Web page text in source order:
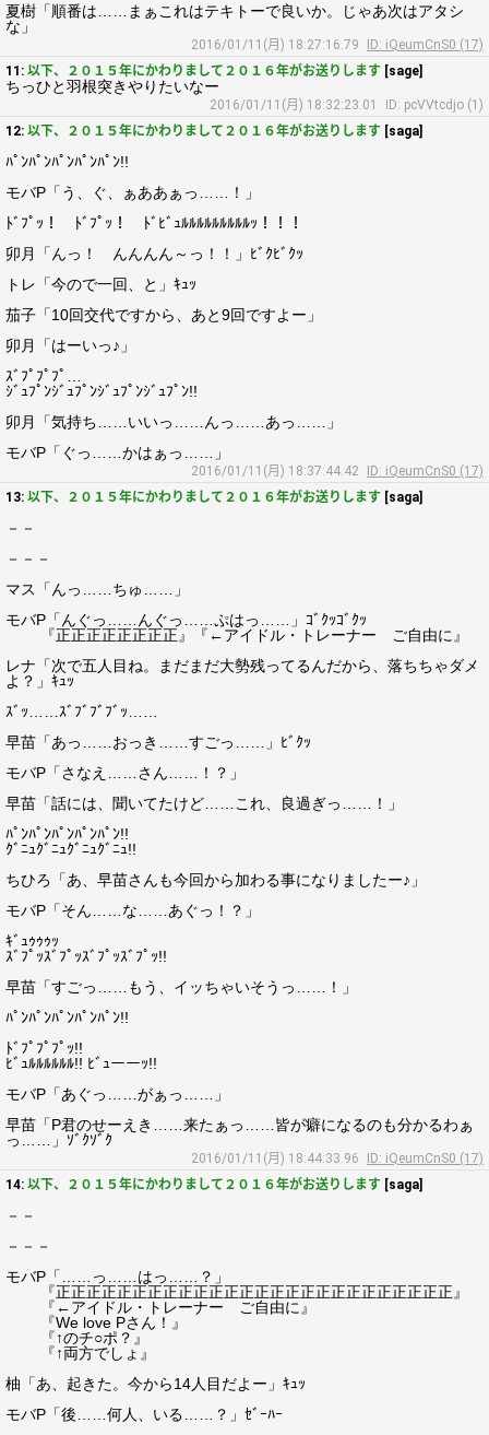
夏樹「順番は……まぁこれはテキトーで良いか。じゃあ次はアタシ
な」
2016/01/11(月) 18:27:16.79
ID: iQeumCnS0 (17)
11: 以下、２０１５年にかわりまして２０１６年がお送りします [sage]
ちっひと羽根突きやりたいなー
2016/01/11(月) 18:32:23.01
ID: pcVVtcdjo (1)
12: 以下、２０１５年にかわりまして２０１６年がお送りします [saga]
ﾊﾟﾝﾊﾟﾝﾊﾟﾝﾊﾟﾝﾊﾟﾝ!!
モバP「う、ぐ、ぁああぁっ……！」
ﾄﾞﾌﾟｯ！ ﾄﾞﾌﾟｯ！ ﾄﾞﾋﾞｭﾙﾙﾙﾙﾙﾙﾙﾙﾙｯ！！！
卯月「んっ！ んんんん～っ！！」ﾋﾞｸﾋﾞｸｯ
トレ「今ので一回、と」ｷｭｯ
茄子「10回交代ですから、あと9回ですよー」
卯月「はーいっ♪」
ｽﾞﾌﾟﾌﾟﾌﾟ…
ｼﾞｭﾌﾟﾝｼﾞｭﾌﾟﾝｼﾞｭﾌﾟﾝｼﾞｭﾌﾟﾝ!!
卯月「気持ち……いいっ……んっ……あっ……」
モバP「ぐっ……かはぁっ……」
2016/01/11(月) 18:37:44.42
ID: iQeumCnS0 (17)
13: 以下、２０１５年にかわりまして２０１６年がお送りします [saga]
－－
－－－
マス「んっ……ちゅ……」
モバP「んぐっ……んぐっ……ぷはっ……」ｺﾞｸｯｺﾞｸｯ
『正正正正正正正正』『←アイドル・トレーナー ご自由に』
レナ「次で五人目ね。まだまだ大勢残ってるんだから、落ちちゃダメ
よ？」ｷｭｯ
ｽﾞｯ……ｽﾞﾌﾞﾌﾞﾌﾞｯ……
早苗「あっ……おっき……すごっ……」ﾋﾞｸｯ
モバP「さなえ……さん……！？」
早苗「話には、聞いてたけど……これ、良過ぎっ……！」
ﾊﾟﾝﾊﾟﾝﾊﾟﾝﾊﾟﾝﾊﾟﾝ!!
ｸﾞﾆｭｸﾞﾆｭｸﾞﾆｭｸﾞﾆｭ!!
ちひろ「あ、早苗さんも今回から加わる事になりましたー♪」
モバP「そん……な……あぐっ！？」
ｷﾞｭｩｩｩｯ
ｽﾞﾌﾟｯｽﾞﾌﾟｯｽﾞﾌﾟｯｽﾞﾌﾟｯ!!
早苗「すごっ……もう、イッちゃいそうっ……！」
ﾊﾟﾝﾊﾟﾝﾊﾟﾝﾊﾟﾝﾊﾟﾝ!!
ﾄﾞﾌﾟﾌﾟﾌﾟｯ!!
ﾋﾞｭﾙﾙﾙﾙﾙﾙ!! ﾋﾞｭーーｯ!!
モバP「あぐっ……がぁっ……」
早苗「P君のせーえき……来たぁっ……皆が癖になるのも分かるわぁ
っ……」ｿﾞｸｿﾞｸ
2016/01/11(月) 18:44:33.96
ID: iQeumCnS0 (17)
14: 以下、２０１５年にかわりまして２０１６年がお送りします [saga]
－－
－－－
モバP「……っ……はっ……？」
『正正正正正正正正正正正正正正正正正正正正正正正正正正』
『←アイドル・トレーナー ご自由に』
『We love Pさん！』
『↑のチ○ポ？』
『↑両方でしょ』
柚「あ、起きた。今から14人目だよー」ｷｭｯ
モバP「後……何人、いる……？」ｾﾞｰﾊｰ